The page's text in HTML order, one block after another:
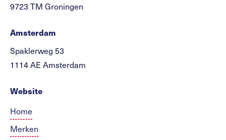
9723 TM Groningen
Amsterdam
Spaklerweg 53
1114 AE Amsterdam
Website
Home
Merken